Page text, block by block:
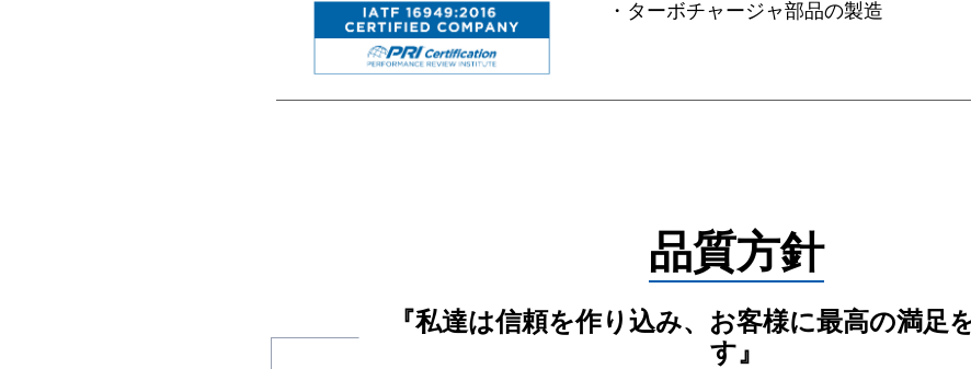
・ターボチャージャ部品の製造
品質方針
『私達は信頼を作り込み、お客様に最高の満足
す』